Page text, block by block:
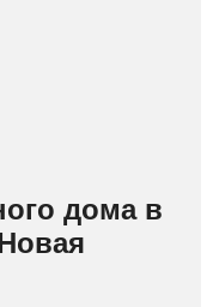
дома в